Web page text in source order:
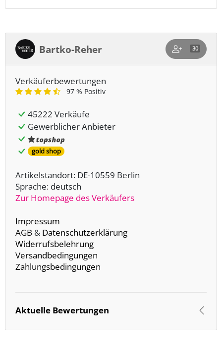
Bartko-Reher 30
Verkäuferbewertungen
97 % Positiv
45222 Verkäufe
Gewerblicher Anbieter
gold shop
Artikelstandort: DE-10559 Berlin
Sprache: deutsch
Zur Homepage des Verkäufers
Impressum
AGB & Datenschutzerklärung
Widerrufsbelehrung
Versandbedingungen
Zahlungsbedingungen
Aktuelle Bewertungen